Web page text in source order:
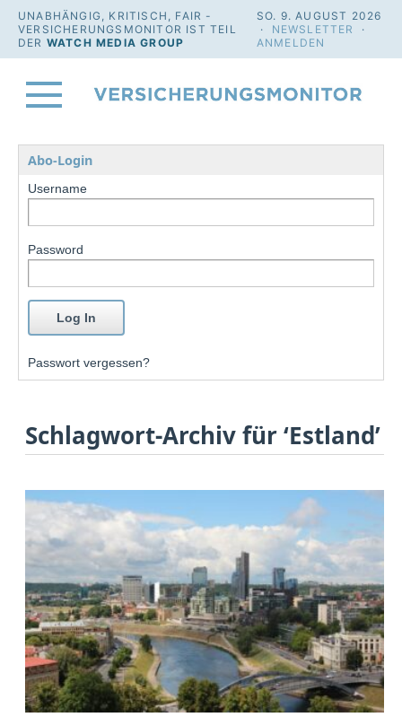
UNABHÄNGIG, KRITISCH, FAIR -
VERSICHERUNGSMONITOR IST TEIL
DER WATCH MEDIA GROUP
SO. 9. AUGUST 2026
· NEWSLETTER
·
ANMELDEN
Abo-Login
Username
Password
Passwort vergessen?
Schlagwort-Archiv für ‘Estland’